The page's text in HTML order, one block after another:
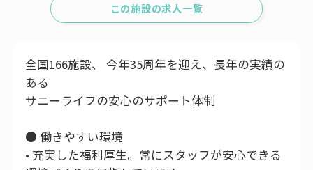
この施設の求人一覧
全国166施設、 今年35周年を迎え、長年の実績の
ある
サニーライフの安心のサポート体制
● 働きやすい環境
• 充実した福利厚生。常にスタッフが安心できる